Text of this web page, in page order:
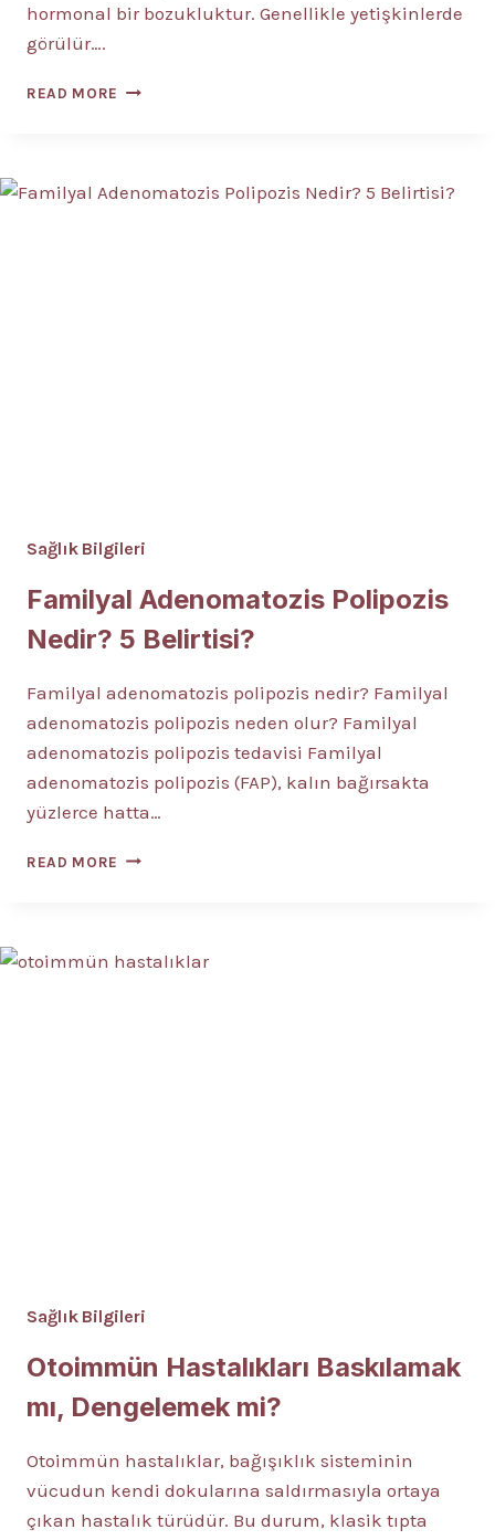
hormonal bir bozukluktur. Genellikle yetişkinlerde
görülür….
READ MORE AKROMEGALI
Sağlık Bilgileri
Familyal Adenomatozis Polipozis
Nedir? 5 Belirtisi?
Familyal adenomatozis polipozis nedir? Familyal
adenomatozis polipozis neden olur? Familyal
adenomatozis polipozis tedavisi Familyal
adenomatozis polipozis (FAP), kalın bağırsakta
yüzlerce hatta…
READ MORE FAMILYAL
BELIRTISI?
Sağlık Bilgileri
Otoimmün Hastalıkları Baskılamak
mı, Dengelemek mi?
Otoimmün hastalıklar, bağışıklık sisteminin
vücudun kendi dokularına saldırmasıyla ortaya
çıkan hastalık türüdür. Bu durum, klasik tıpta